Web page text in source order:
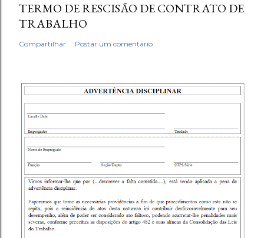
TERMO DE RESCISÃO DE CONTRATO DE
TRABALHO
Compartilhar Postar um comentário